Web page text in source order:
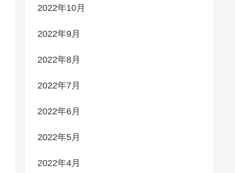
2022年10月
2022年9月
2022年8月
2022年7月
2022年6月
2022年5月
2022年4月